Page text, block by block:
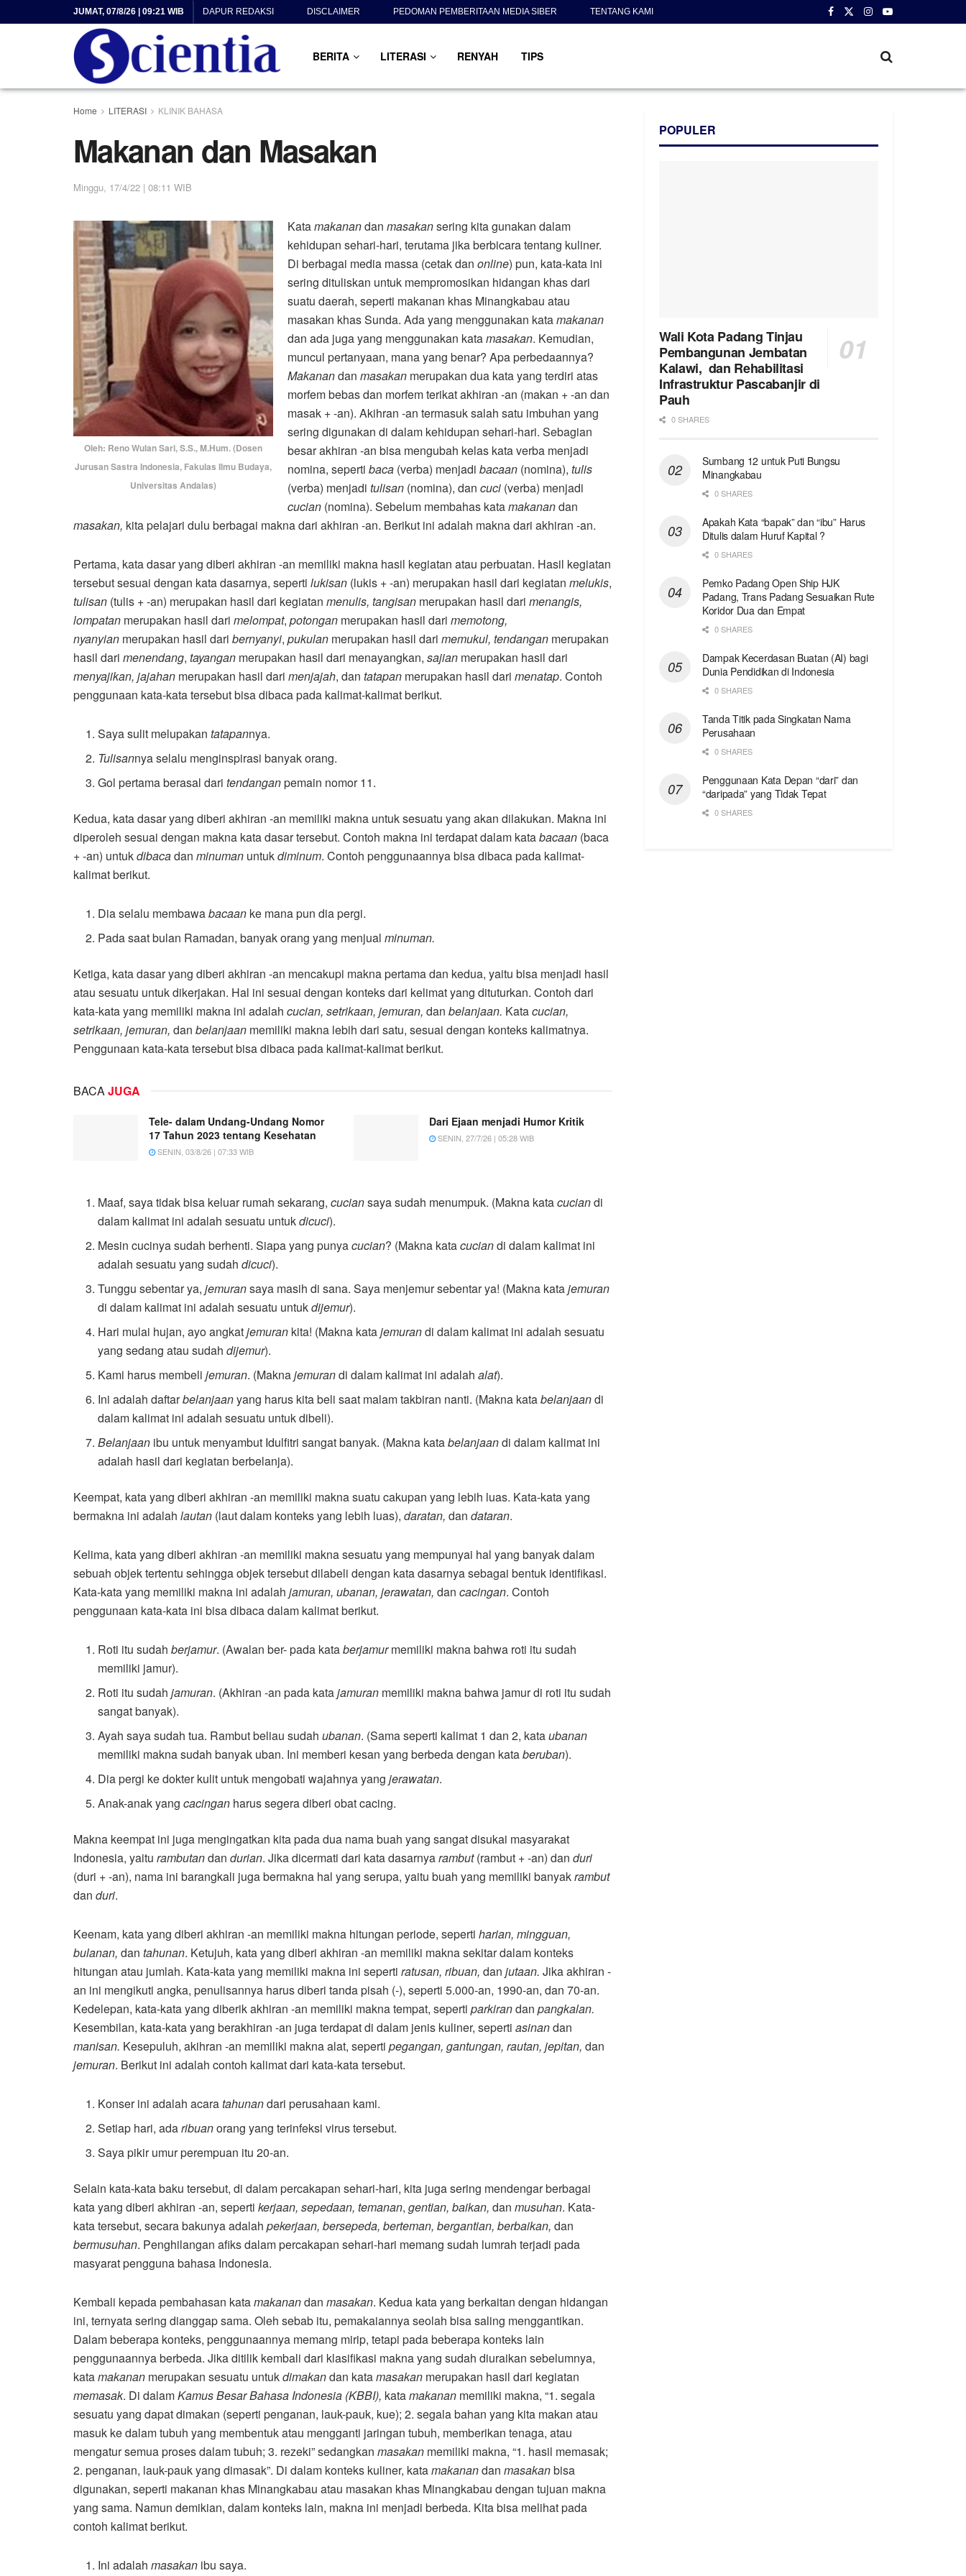
JUMAT, 07/8/26 | 09:21 WIB DAPUR REDAKSI DISCLAIMER PEDOMAN PEMBERITAAN MEDIA SIBER TENTANG KAMI
BERITA LITERASI RENYAH TIPS
Home LITERASI KLINIK BAHASA
Makanan dan Masakan
Minggu, 17/4/22 | 08:11 WIB
Oleh: Reno Wulan Sari, S.S., M.Hum. (Dosen
Jurusan Sastra Indonesia, Fakulas Ilmu Budaya,
Universitas Andalas)
Katamakanandan masakansering kita gunakan dalam
kehidupan sehari-hari, terutama jika berbicara tentang kuliner.
Di berbagai media massa (cetak dan online) pun, kata-kata ini
sering dituliskan untuk mempromosikan hidangan khas dari
suatu daerah, seperti makanan khas Minangkabau atau
masakan khas Sunda. Ada yang menggunakan katamakanan
dan ada juga yang menggunakan katamasakan. Kemudian,
muncul pertanyaan, mana yang benar? Apa perbedaannya?
Makanandan masakan merupakan dua kata yang terdiri atas
morfem bebas dan morfem terikat akhiran -an (makan + -an dan
masak + -an). Akihran -an termasuk salah satu imbuhan yang
sering digunakan di dalam kehidupan sehari-hari. Sebagian
besar akhiran -an bisa mengubah kelas kata verba menjadi
nomina, seperti baca (verba) menjadi bacaan (nomina), tulis
(verba) menjadi tulisan (nomina), dan cuci (verba) menjadi
cucian (nomina). Sebelum membahas katamakanandan
masakan, kita pelajari dulu berbagai makna dari akhiran -an. Berikut ini adalah makna dari akhiran -an.
Pertama, kata dasar yang diberi akhiran -an memiliki makna hasil kegiatan atau perbuatan. Hasil kegiatan
tersebut sesuai dengan kata dasarnya, seperti lukisan (lukis + -an) merupakan hasil dari kegiatan melukis,
tulisan (tulis + -an) merupakan hasil dari kegiatan menulis, tangisan merupakan hasil dari menangis,
lompatan merupakan hasil dari melompat, potongan merupakan hasil dari memotong,
nyanyian merupakan hasil dari bernyanyi, pukulan merupakan hasil dari memukul, tendangan merupakan
hasil dari menendang, tayangan merupakan hasil dari menayangkan, sajian merupakan hasil dari
menyajikan, jajahan merupakan hasil dari menjajah, dan tatapan merupakan hasil dari menatap. Contoh
penggunaan kata-kata tersebut bisa dibaca pada kalimat-kalimat berikut.
Saya sulit melupakantatapannya.
Tulisannya selalu menginspirasi banyak orang.
Gol pertama berasal daritendanganpemain nomor 11.
Kedua, kata dasar yang diberi akhiran -an memiliki makna untuk sesuatu yang akan dilakukan. Makna ini
diperoleh sesuai dengan makna kata dasar tersebut. Contoh makna ini terdapat dalam katabacaan (baca
+ -an) untukdibacadan minuman untukdiminum. Contoh penggunaannya bisa dibaca pada kalimat-
kalimat berikut.
Dia selalu membawabacaan ke mana pun dia pergi.
Pada saat bulan Ramadan, banyak orang yang menjualminuman.
Ketiga, kata dasar yang diberi akhiran -an mencakupi makna pertama dan kedua, yaitu bisa menjadi hasil
atau sesuatu untuk dikerjakan. Hal ini sesuai dengan konteks dari kelimat yang dituturkan. Contoh dari
kata-kata yang memiliki makna ini adalah cucian, setrikaan, jemuran, dan belanjaan. Katacucian,
setrikaan, jemuran, dan belanjaan memiliki makna lebih dari satu, sesuai dengan konteks kalimatnya.
Penggunaan kata-kata tersebut bisa dibaca pada kalimat-kalimat berikut.
BACAJUGA
Tele- dalam Undang-Undang Nomor
17 Tahun 2023 tentang Kesehatan
SENIN, 03/8/26 | 07:33 WIB
Dari Ejaan menjadi Humor Kritik
SENIN, 27/7/26 | 05:28 WIB
Maaf, saya tidak bisa keluar rumah sekarang,cuciansaya sudah menumpuk. (Makna katacuciandi
dalam kalimat ini adalah sesuatu untukdicuci).
Mesin cucinya sudah berhenti. Siapa yang punyacucian? (Makna katacuciandi dalam kalimat ini
adalah sesuatu yang sudahdicuci).
Tunggu sebentar ya,jemuransaya masih di sana. Saya menjemur sebentar ya! (Makna katajemuran
di dalam kalimat ini adalah sesuatu untukdijemur).
Hari mulai hujan, ayo angkatjemuran kita! (Makna katajemurandi dalam kalimat ini adalah sesuatu
yang sedang atau sudahdijemur).
Kami harus membelijemuran. (Maknajemurandi dalam kalimat ini adalahalat).
Ini adalah daftarbelanjaanyang harus kita beli saat malam takbiran nanti. (Makna katabelanjaandi
dalam kalimat ini adalah sesuatu untuk dibeli).
Belanjaan ibu untuk menyambut Idulfitri sangat banyak. (Makna katabelanjaandi dalam kalimat ini
adalah hasil dari kegiatan berbelanja).
Keempat, kata yang diberi akhiran -an memiliki makna suatu cakupan yang lebih luas. Kata-kata yang
bermakna ini adalah lautan (laut dalam konteks yang lebih luas), daratan, dan dataran.
Kelima, kata yang diberi akhiran -an memiliki makna sesuatu yang mempunyai hal yang banyak dalam
sebuah objek tertentu sehingga objek tersebut dilabeli dengan kata dasarnya sebagai bentuk identifikasi.
Kata-kata yang memiliki makna ini adalah jamuran, ubanan, jerawatan, dan cacingan. Contoh
penggunaan kata-kata ini bisa dibaca dalam kalimat berikut.
Roti itu sudahberjamur. (Awalan ber- pada kataberjamurmemiliki makna bahwa roti itu sudah
memiliki jamur).
Roti itu sudahjamuran. (Akhiran -an pada katajamuran memiliki makna bahwa jamur di roti itu sudah
sangat banyak).
Ayah saya sudah tua. Rambut beliau sudahubanan. (Sama seperti kalimat 1 dan 2, kataubanan
memiliki makna sudah banyak uban. Ini memberi kesan yang berbeda dengan kataberuban).
Dia pergi ke dokter kulit untuk mengobati wajahnya yangjerawatan.
Anak-anak yangcacingan harus segera diberi obat cacing.
Makna keempat ini juga mengingatkan kita pada dua nama buah yang sangat disukai masyarakat
Indonesia, yaitu rambutandan durian. Jika dicermati dari kata dasarnyarambut(rambut + -an) dan duri
(duri + -an), nama ini barangkali juga bermakna hal yang serupa, yaitu buah yang memiliki banyakrambut
dan duri.
Keenam, kata yang diberi akhiran -an memiliki makna hitungan periode, seperti harian, mingguan,
bulanan, dan tahunan. Ketujuh, kata yang diberi akhiran -an memiliki makna sekitar dalam konteks
hitungan atau jumlah. Kata-kata yang memiliki makna ini seperti ratusan, ribuan, dan jutaan. Jika akhiran -
an ini mengikuti angka, penulisannya harus diberi tanda pisah (-), seperti 5.000-an, 1990-an, dan 70-an.
Kedelepan, kata-kata yang diberik akhiran -an memiliki makna tempat, seperti parkirandan pangkalan.
Kesembilan, kata-kata yang berakhiran -an juga terdapat di dalam jenis kuliner, seperti asinandan
manisan. Kesepuluh, akihran -an memiliki makna alat, seperti pegangan, gantungan, rautan, jepitan, dan
jemuran. Berikut ini adalah contoh kalimat dari kata-kata tersebut.
Konser ini adalah acaratahunandari perusahaan kami.
Setiap hari, adaribuanorang yang terinfeksi virus tersebut.
Saya pikir umur perempuan itu 20-an.
Selain kata-kata baku tersebut, di dalam percakapan sehari-hari, kita juga sering mendengar berbagai
kata yang diberi akhiran -an, seperti kerjaan, sepedaan, temanan, gentian, baikan, dan musuhan. Kata-
kata tersebut, secara bakunya adalah pekerjaan, bersepeda, berteman, bergantian, berbaikan, dan
bermusuhan. Penghilangan afiks dalam percakapan sehari-hari memang sudah lumrah terjadi pada
masyarat pengguna bahasa Indonesia.
Kembali kepada pembahasan katamakanandan masakan. Kedua kata yang berkaitan dengan hidangan
ini, ternyata sering dianggap sama. Oleh sebab itu, pemakaiannya seolah bisa saling menggantikan.
Dalam beberapa konteks, penggunaannya memang mirip, tetapi pada beberapa konteks lain
penggunaannya berbeda. Jika ditilik kembali dari klasifikasi makna yang sudah diuraikan sebelumnya,
katamakanan merupakan sesuatu untukdimakandan katamasakan merupakan hasil dari kegiatan
memasak. Di dalamKamus Besar Bahasa Indonesia (KBBI), katamakanan memiliki makna, “1. segala
sesuatu yang dapat dimakan (seperti penganan, lauk-pauk, kue); 2. segala bahan yang kita makan atau
masuk ke dalam tubuh yang membentuk atau mengganti jaringan tubuh, memberikan tenaga, atau
mengatur semua proses dalam tubuh; 3. rezeki” sedangkan masakan memiliki makna, “1. hasil memasak;
2. penganan, lauk-pauk yang dimasak”. Di dalam konteks kuliner, katamakanandan masakanbisa
digunakan, seperti makanan khas Minangkabau atau masakan khas Minangkabau dengan tujuan makna
yang sama. Namun demikian, dalam konteks lain, makna ini menjadi berbeda. Kita bisa melihat pada
contoh kalimat berikut.
Ini adalahmasakan ibu saya.
POPULER
Wali Kota Padang Tinjau
Pembangunan Jembatan
Kalawi, dan Rehabilitasi
Infrastruktur Pascabanjir di
Pauh
0 SHARES
Sumbang 12 untuk Puti Bungsu
Minangkabau
0 SHARES
Apakah Kata “bapak” dan “ibu” Harus
Ditulis dalam Huruf Kapital ?
0 SHARES
Pemko Padang Open Ship HJK
Padang, Trans Padang Sesuaikan Rute
Koridor Dua dan Empat
0 SHARES
Dampak Kecerdasan Buatan (AI) bagi
Dunia Pendidikan di Indonesia
0 SHARES
Tanda Titik pada Singkatan Nama
Perusahaan
0 SHARES
Penggunaan Kata Depan “dari” dan
“daripada” yang Tidak Tepat
0 SHARES